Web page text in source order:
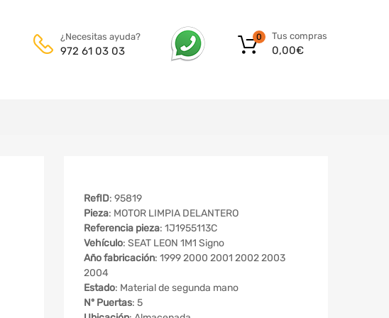
¿Necesitas ayuda?
972 61 03 03
Tus compras
0,00€
0
RefID: 95819
Pieza: MOTOR LIMPIA DELANTERO
Referencia pieza: 1J1955113C
Vehículo: SEAT LEON 1M1 Signo
Año fabricación: 1999 2000 2001 2002 2003
2004
Estado: Material de segunda mano
Nº Puertas: 5